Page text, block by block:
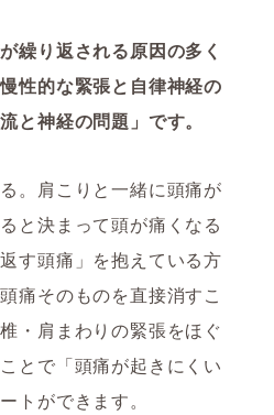
繰り返される原因の多く
性的な緊張と自律神経の
と神経の問題」です。
。肩こりと一緒に頭痛が
と決まって頭が痛くなる
す頭痛」を抱えている方
痛そのものを直接消すこ
・肩まわりの緊張をほぐ
とで「頭痛が起きにくい
トができます。